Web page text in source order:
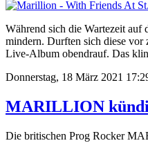
Während sich die Wartezeit
mindern. Durften sich diese vor
Live-Album obendrauf. Das
Donnerstag, 18 März 2021
MARILLION
Die britischen Prog Rocker